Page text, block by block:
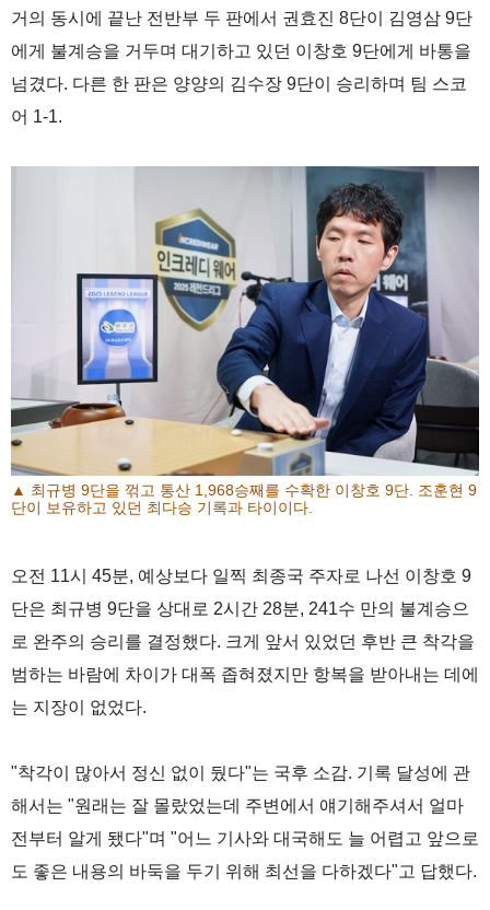
거의 동시에 끝난 전반부 두 판에서 권효진 8단이 김영삼 9단
에게 불계승을 거두며 대기하고 있던 이창호 9단에게 바통을
넘겼다. 다른 한 판은 양양의 김수장 9단이 승리하며 팀 스코
어 1-1.
▲ 최규병 9단을 꺾고 통산 1,968승째를 수확한 이창호 9단. 조훈현 9
단이 보유하고 있던 최다승 기록과 타이이다.
오전 11시 45분, 예상보다 일찍 최종국 주자로 나선 이창호 9
단은 최규병 9단을 상대로 2시간 28분, 241수 만의 불계승으
로 완주의 승리를 결정했다. 크게 앞서 있었던 후반 큰 착각을
범하는 바람에 차이가 대폭 좁혀졌지만 항복을 받아내는 데에
는 지장이 없었다.
"착각이 많아서 정신 없이 뒀다"는 국후 소감. 기록 달성에 관
해서는 "원래는 잘 몰랐었는데 주변에서 얘기해주셔서 얼마
전부터 알게 됐다"며 "어느 기사와 대국해도 늘 어렵고 앞으로
도 좋은 내용의 바둑을 두기 위해 최선을 다하겠다"고 답했다.